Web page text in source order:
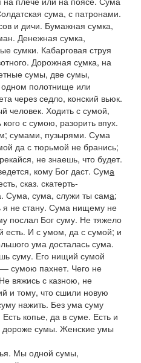
сума, с патронами.
и дичи. Бумажная сумка,
Денежная сумка,
сумки. Кабарговая струя
Дорожная сумка, на
сумы, две сумы,
полотнище или
через седло, конский вьюк.
человек. Ходить с сумой,
когос сумою, разорить впух.
сумами, пузырями. Сума
да с тюрьмой не бранись;
не знаешь, что будет.
кому Бог даст. Сума
сказ. скатерть-
Сума, сума, служи ты сама;
я не стану. Сума нищему не
послал Бог суму. Не тяжело
есть. И с умом, да с сумой; и
ума досталась сума.
суму. Его нищий сумой
сумою пахнет. Чего не
вяжись с казною, не
и тому, что сшили новую
нажить. Без ума суму
Есть копье, да в суме. Есть и
дороже сумы. Женские умы
Мы одной сумы,